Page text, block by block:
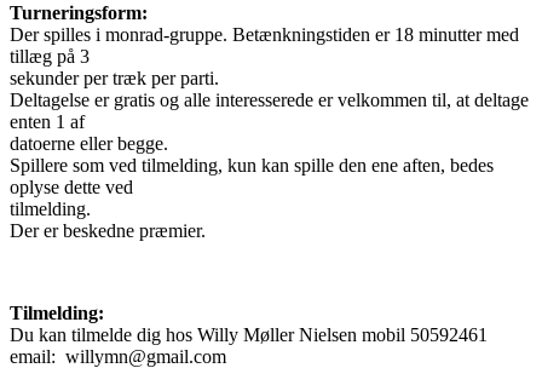
Turneringsform:
Der spilles i monrad-gruppe. Betænkningstiden er 18 minutter med
tillæg på 3
sekunder per træk per parti.
Deltagelse er gratis og alle interesserede er velkommen til, at deltage
enten 1 af
datoerne eller begge.
Spillere som ved tilmelding, kun kan spille den ene aften, bedes
oplyse dette ved
tilmelding.
Der er beskedne præmier.
Tilmelding:
Du kan tilmelde dig hos Willy Møller Nielsen mobil 50592461
email: willymn@gmail.com